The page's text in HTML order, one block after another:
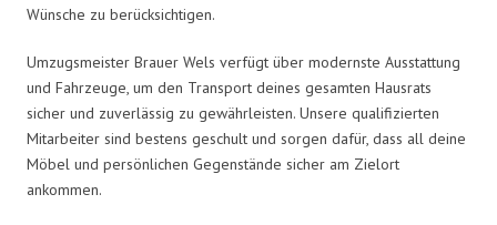
Wünsche zu berücksichtigen.
Umzugsmeister Brauer Wels verfügt über modernste Ausstattung
und Fahrzeuge, um den Transport deines gesamten Hausrats
sicher und zuverlässig zu gewährleisten. Unsere qualifizierten
Mitarbeiter sind bestens geschult und sorgen dafür, dass all deine
Möbel und persönlichen Gegenstände sicher am Zielort
ankommen.